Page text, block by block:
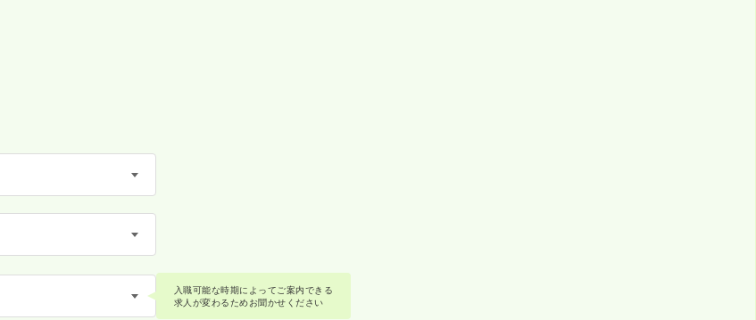
入職可能な時期によってご案内できる
求人が変わるためお聞かせください